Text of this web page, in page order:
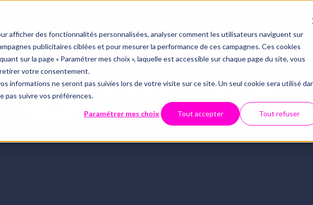
afficher des fonctionnalités personnalisées, analyser comment les utilisateurs naviguent sur
publicitaires ciblées et pour mesurer la performance de ces campagnes. Ces cookies
sur la page « Paramétrer mes choix », laquelle est accessible sur chaque page du site, vous
votre consentement.
informations ne seront pas suivies lors de votre visite sur ce site. Un seul cookie sera utilisé
pas suivre vos préférences.
Paramétrer mes choix Tout accepter Tout refuser
Offres
Examen de Conformité
API
Webinaires Centre d'aide
Par
Le contrôle
Tout savoir
Data et
À
Qui
Centre de ressources